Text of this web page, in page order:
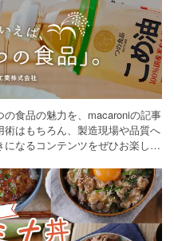
食品の魅力を、macaroniの記事
はもちろん、製造現場や品質へ
なるコンテンツをぜひお楽しみ